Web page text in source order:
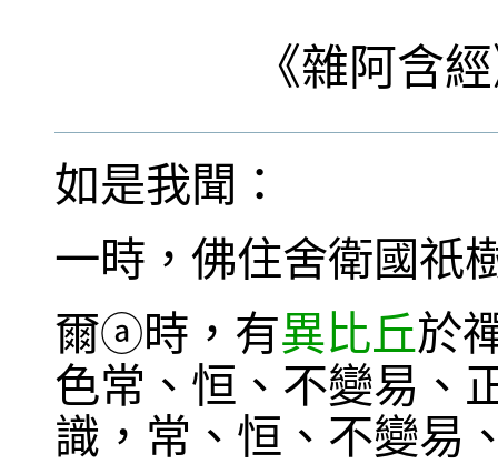
《雜阿含
如是我聞：
一時，佛住舍衛國祇
爾ⓐ時，有異比丘於
色常、恒、不變易、
識，常、恒、不變易